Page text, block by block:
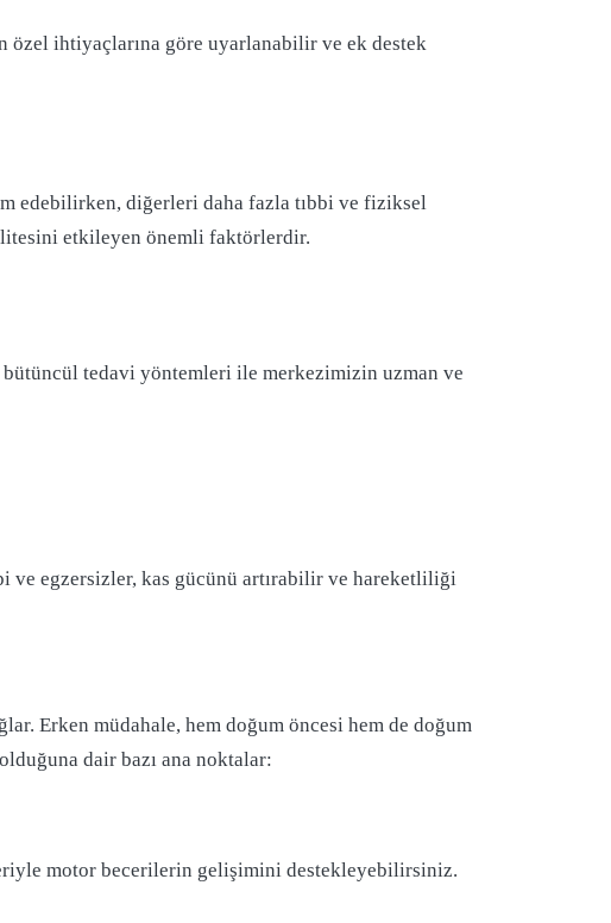
ihtiyaçlarına göre uyarlanabilir ve ek destek
edebilirken, diğerleri daha fazla tıbbi ve fiziksel
etkileyen önemli faktörlerdir.
tedavi yöntemleri ile merkezimizin uzman ve
egzersizler, kas gücünü artırabilir ve hareketliliği
Erken müdahale, hem doğum öncesi hem de doğum
dair bazı ana noktalar:
motor becerilerin gelişimini destekleyebilirsiniz.